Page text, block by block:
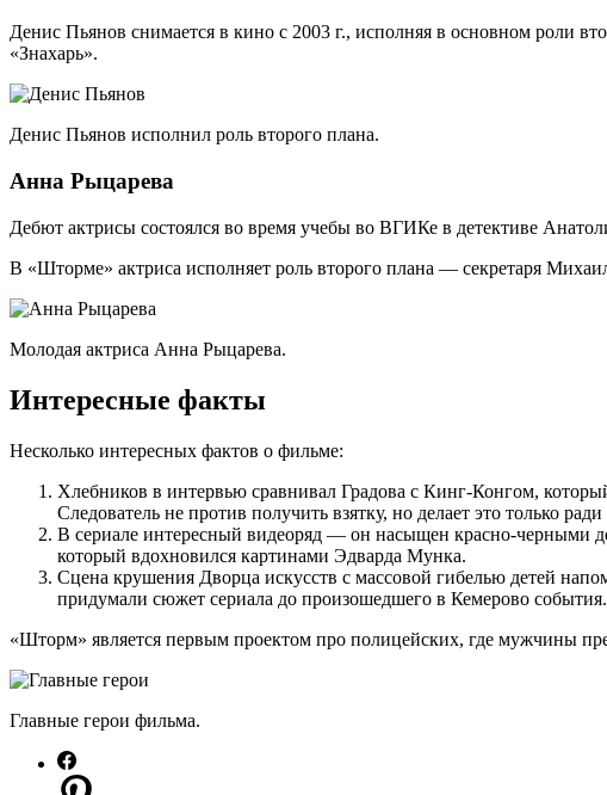
Денис Пьянов снимается в кино с 2003 г., исполняя в основном роли
«Знахарь».
Денис Пьянов исполнил роль второго плана.
Анна Рыцарева
Дебют актрисы состоялся во время учебы во ВГИКе в детективе
В «Шторме» актриса исполняет роль второго плана — секретаря
Молодая актриса Анна Рыцарева.
Интересные факты
Несколько интересных фактов о фильме:
Хлебников в интервью сравнивал Градова с Кинг-Конгом,
Следователь не против получить взятку, но делает это только
В сериале интересный видеоряд — он насыщен красно-черными
который вдохновился картинами Эдварда Мунка.
Сцена крушения Дворца искусств с массовой гибелью детей
придумали сюжет сериала до произошедшего в Кемерово события.
«Шторм» является первым проектом про полицейских, где мужчины
Главные герои фильма.